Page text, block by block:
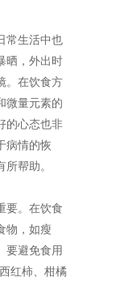
常生活中也
晒，外出时
。在饮食方
微量元素的
的心态也非
病情的恢
帮助。
要。在饮食
物，如瘦
要避免食用
红柿、柑橘